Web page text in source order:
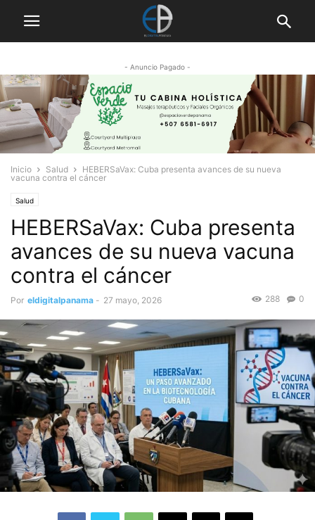
- Anuncio Pagado -
Inicio Salud
HEBERSaVax: Cuba presenta avances de su nueva
vacuna contra el cáncer
Salud
HEBERSaVax: Cuba presenta
avances de su nueva vacuna
contra el cáncer
Por eldigitalpanama - 27 mayo, 2026 0
288